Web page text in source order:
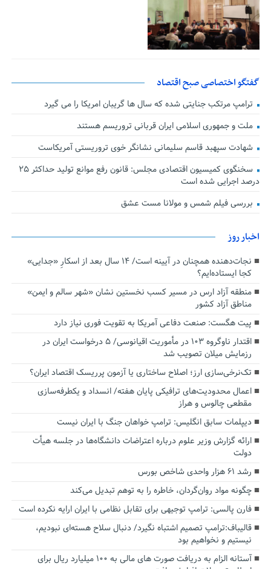
گفتگو اختصاصی صبح اقتصاد
ترامپ مرتکب جنایتی شده که سال ها گریبان امریکا را می گیرد
ملت و جمهوری اسلامی ایران قربانی تروریسم هستند
شهادت سپهبد قاسم سلیمانی نشانگر خوی تروریستی آمریکاست
سخنگوی کمیسیون اقتصادی مجلس: قانون رفع موانع تولید حداکثر ۲۵
درصد اجرایی شده است
بررسی فیلم شمس و مولانا مست عشق
اخبار روز
نجات‌دهنده‌ همچنان در آیینه است/ ۱۴ سال بعد از اسکارِ «جدایی»
کجا ایستاده‌ایم؟
منطقه آزاد ارس در مسیر کسب نخستین نشان «شهر سالم و ایمن»
مناطق آزاد کشور
پیت هگست: صنعت دفاعی آمریکا به تقویت فوری نیاز دارد
اقتدار ناوگروه ۱۰۳ در مأموریت‌ اقیانوسی/ ۵ درخواست ایران در
رزمایش میلان تصویب شد
تک‌نرخی‌سازی ارز؛ اصلاح ساختاری یا آزمون پرریسک اقتصاد ایران؟
اعمال محدودیت‌های ترافیکی پایان هفته/ انسداد و یکطرفه‌سازی
مقطعی چالوس و هراز
دیپلمات سابق انگلیس:‌ ترامپ خواهان جنگ با ایران نیست
ارائه گزارش وزیر علوم درباره اعتراضات دانشگاه‌ها در جلسه هیأت
دولت
رشد ۶۱ هزار واحدی شاخص بورس
چگونه مواد روان‌گردان، خاطره را به توهم تبدیل می‌کند
فارن پالسی: ترامپ توجیهی برای تقابل نظامی با ایران ارایه نکرده است
قالیباف:ترامپ تصمیم اشتباه نگیرد/ دنبال سلاح هسته‌ای نبودیم،
نیستیم و نخواهیم بود
آستانه الزام به دریافت صورت های مالی به ۱۰۰ میلیارد ریال برای